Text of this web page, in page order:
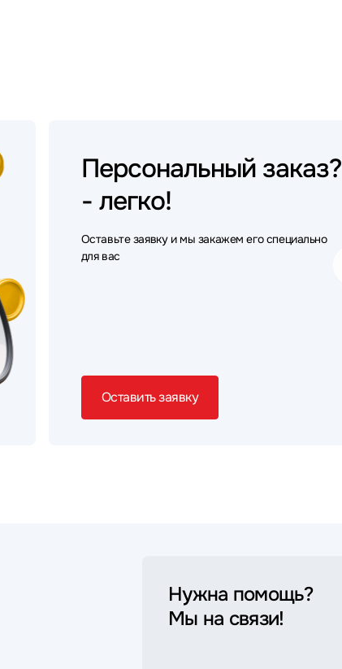
Персональный заказ?
- легко!
Оставьте заявку и мы закажем его специально
для вас
Оставить заявку
Нужна помощь?
Мы на связи!